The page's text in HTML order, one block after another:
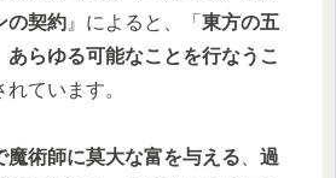
の契約 』によると、「 東方の五
らゆる可能なことを行なうこ
れています。
魔術師に莫大な富を与える
過